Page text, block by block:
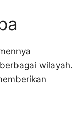
wilayah.